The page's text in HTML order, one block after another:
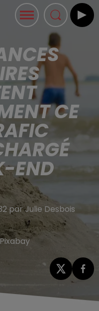
CE
END
par Julie Desbois
Pixabay